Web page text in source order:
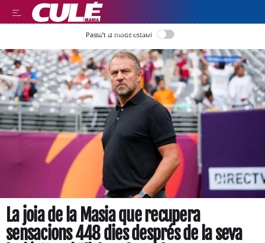
LLEGIR EN CATALÀ
Passa’t al mode estalvi
La joia de la Masia que recupera
sensacions 448 dies després de la seva